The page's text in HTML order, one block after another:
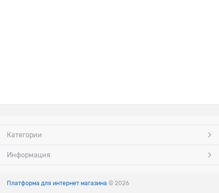
Категории
Информация
Платформа для интернет магазина © 2026